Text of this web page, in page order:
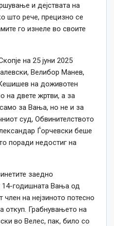
и дејствата на
што рече, прецизно се
го изнеле во своите
на 25 јуни 2025
Велибор Манев,
на доживотен
на двете жртви, а за
за Вања, но не и за
суд, Обвинителството
Ѓорчевски беше
поради недостиг на
заедно
14-годишната Вања од
на нејзиното потесно
откуп. Грабнувањето на
во Велес, пак, било со